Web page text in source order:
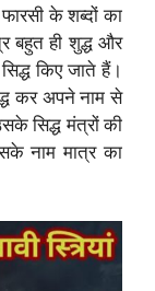
फारसी के शब्दों का
बहुत ही शुद्ध और
किए जाते हैं।
कर अपने नाम से
सिद्ध मंत्रों की
नाम मात्र का